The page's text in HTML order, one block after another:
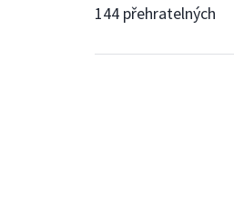
144 přehratelných